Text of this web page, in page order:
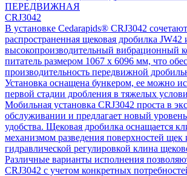
ПЕРЕДВИЖНАЯ
CRJ3042
В установке Cedarapids® CRJ3042
распространенная щековая дробилка JW42
высокопроизводительный вибрационный
питатель размером 1067 x 6096 мм, что
производительность передвижной
Установка оснащена бункером, ее можно
первой стадии дробления в тяжелых
Мобильная установка CRJ3042 проста в
обслуживании и предлагает новый
удобства. Щековая дробилка оснащается
механизмом разведения поверхностей
гидравлической регулировкой клина
Различные варианты исполнения
CRJ3042 с учетом конкретных